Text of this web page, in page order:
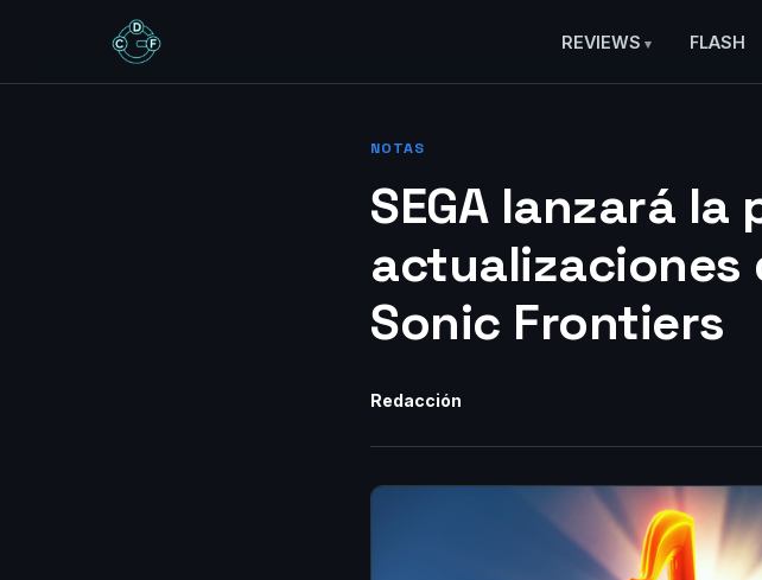
REVIEWS FLASH
NOTAS
SEGA lanzará
actualizaciones
Sonic Frontiers
Redacción